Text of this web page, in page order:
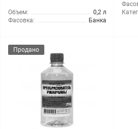
Объем:
0,2 л
Фасовка:
Банка
Продано